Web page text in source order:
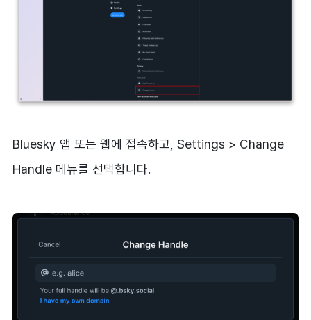
Bluesky 앱 또는 웹에 접속하고, Settings > Change
Handle 메뉴를 선택합니다.